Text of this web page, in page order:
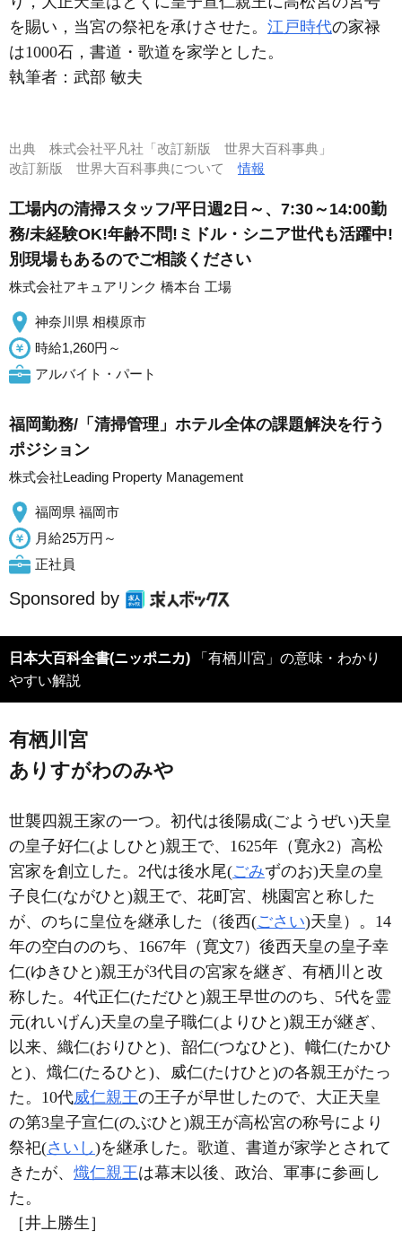
を賜い，当宮の祭祀を承けさせた。 江戸時代の家禄
は1000石，書道・歌道を家学とした。
執筆者： 武部 敏夫
出典 株式会社平凡社「改訂新版 世界大百科事典」
改訂新版 世界大百科事典について情報
工場内の清掃スタッフ/平日週2日～、7:30～14:00勤
務/未経験OK!年齢不問!ミドル・シニア世代も活躍中!
別現場もあるのでご相談ください
株式会社アキュアリンク 橋本台 工場
神奈川県 相模原市
時給1,260円～
アルバイト・パート
福岡勤務/「清掃管理」ホテル全体の課題解決を行う
ポジション
株式会社Leading Property Management
福岡県 福岡市
月給25万円～
正社員
Sponsored by
日本大百科全書(ニッポニカ)
やすい解説
有栖川宮
ありすがわのみや
世襲四親王家の一つ。初代は後陽成(ごようぜい)天皇
の皇子好仁(よしひと)親王で、1625年（寛永2）高松
宮家を創立した。2代は後水尾(ごみずのお)天皇の皇
子良仁(ながひと)親王で、花町宮、桃園宮と称した
が、のちに皇位を継承した（後西(ごさい)天皇）。14
年の空白ののち、1667年（寛文7）後西天皇の皇子幸
仁(ゆきひと)親王が3代目の宮家を継ぎ、有栖川と改
称した。4代正仁(ただひと)親王早世ののち、5代を霊
元(れいげん)天皇の皇子職仁(よりひと)親王が継ぎ、
以来、織仁(おりひと)、韶仁(つなひと)、幟仁(たかひ
と)、熾仁(たるひと)、威仁(たけひと)の各親王がたっ
た。10代威仁親王の王子が早世したので、大正天皇
の第3皇子宣仁(のぶひと)親王が高松宮の称号により
祭祀(さいし)を継承した。歌道、書道が家学とされて
きたが、 熾仁親王は幕末以後、政治、軍事に参画し
た。
［井上勝生］